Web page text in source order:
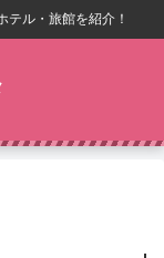
ル・旅館を紹介！